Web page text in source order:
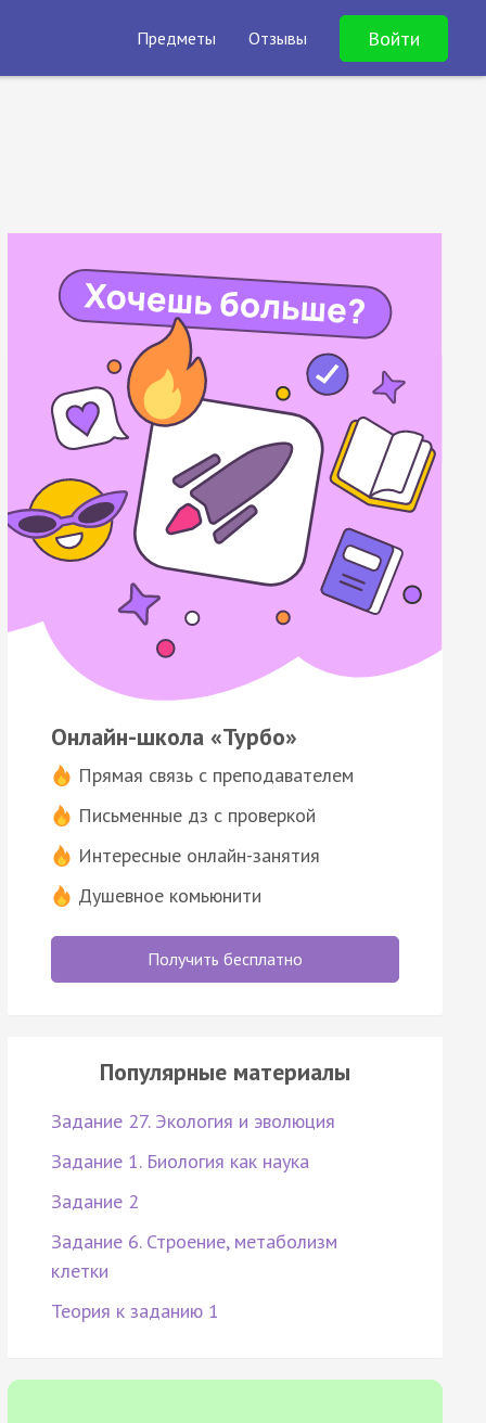
Предметы Отзывы Войти
Онлайн-школа «Турбо»
Прямая связь с преподавателем
Письменные дз с проверкой
Интересные онлайн-занятия
Душевное комьюнити
Получить бесплатно
Популярные материалы
Задание 27. Экология и эволюция
Задание 1. Биология как наука
Задание 2
Задание 6. Строение, метаболизм
клетки
Теория к заданию 1